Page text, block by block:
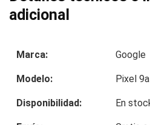
adicional
Marca: Google
Modelo: Pixel
Disponibilidad: En